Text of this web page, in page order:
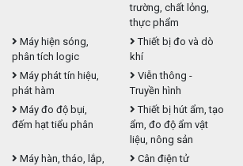
trường, chất lỏng,
thực phẩm
Máy hiện sóng,
phân tích logic
Thiết bị đo và dò
khí
Máy phát tín hiệu,
phát hàm
Viễn thông -
Truyền hình
Máy đo độ bụi,
đếm hạt tiểu phân
Thiết bị hút ẩm, tạo
ẩm, đo độ ẩm vật
liệu, nông sản
Máy hàn, tháo, lắp,
Cân điện tử